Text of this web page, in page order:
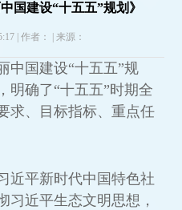
国建设“十五五”规划》
|作者： |来源：
中国建设“十五五”规
明确了“十五五”时期全
求、目标指标、重点任
近平新时代中国特色社
习近平生态文明思想，